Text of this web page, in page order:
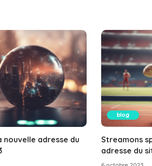
nouvelle adresse du
blog
Streamons
adresse du